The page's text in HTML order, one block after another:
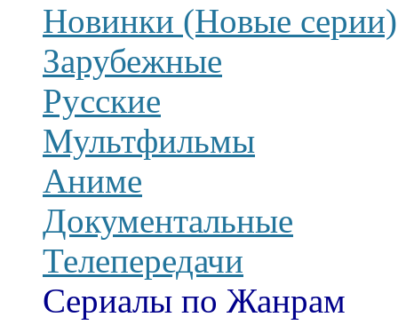
Новинки (Новые серии)
Зарубежные
Русские
Мультфильмы
Аниме
Документальные
Телепередачи
Сериалы по Жанрам